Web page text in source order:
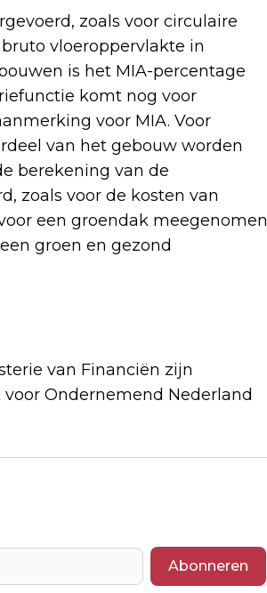
zoals voor circulaire
vloeroppervlakte in
is het MIA-percentage
komt nog voor
voor MIA. Voor
van het gebouw worden
berekening van de
zoals voor de kosten van
een groendak meegenomen
groen en gezond
van Financiën zijn
Ondernemend Nederland
Abonneren